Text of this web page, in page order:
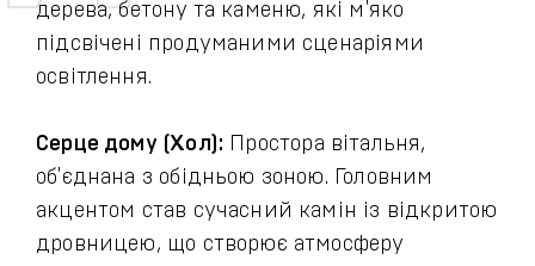
дерева, бетону та каменю, які м'яко
підсвічені продуманими сценаріями
освітлення.
Серце дому (Хол): Простора вітальня,
об'єднана з обідньою зоною. Головним
акцентом став сучасний камін із відкритою
дровницею, що створює атмосферу